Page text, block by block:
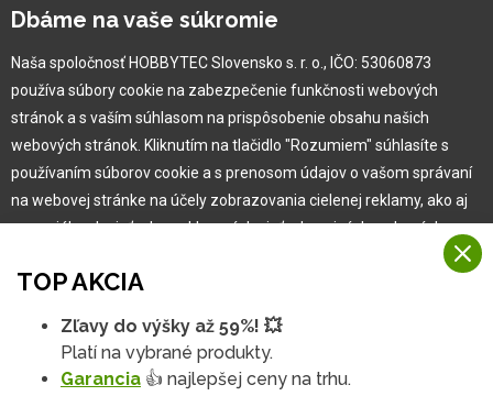
Kariéra
Pre zákazníka
Garancia najlepšej ceny
Užívateľský manuál
Obchodné podmienky
Zákazník & partner
Novinky
TOP AKCIA
Zľavy do výšky až 59%! 💥
Platí na vybrané produkty.
Garancia 👍 najlepšej ceny na trhu.
Dbáme na vaše súkromie
Naša spoločnosť HOBBYTEC Slovensko s. r. o., IČO: 53060873
používa súbory cookie na zabezpečenie funkčnosti webových
stránok a s vaším súhlasom na prispôsobenie obsahu našich
webových stránok. Kliknutím na tlačidlo "Rozumiem" súhlasíte s
používaním súborov cookie a s prenosom údajov o vašom správaní
na webovej stránke na účely zobrazovania cielenej reklamy, ako aj
na sociálnych sieťach a reklamných sieťach na iných webových
Viac informácií
Na našich webových stránkach používame niekoľko kategórií
Rozumiem